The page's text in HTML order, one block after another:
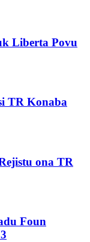
Liberta Povu
TR Konaba
ona TR
Foun